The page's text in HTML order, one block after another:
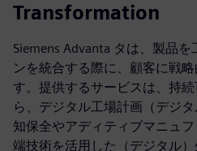
Transformation
Siemens Advanta タは、製品
ンを統合する際に、顧客に戦
す。提供するサービスは、持
ら、デジタル工場計画（デジ
知保全やアディティブマニュ
端技術を活用した（デジタル